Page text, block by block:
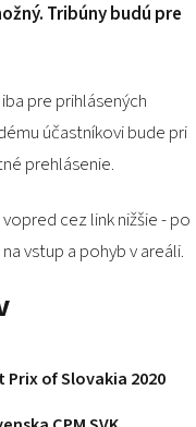
Tribúny budú pre
pre prihlásených
účastníkovi bude pri
prehlásenie.
cez link nižšie - po
vstup a pohyb v areáli.
of Slovakia 2020